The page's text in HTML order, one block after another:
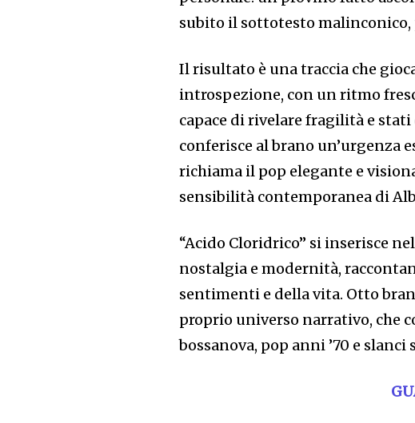
subito il sottotesto malinconico,
Il risultato è una traccia che
introspezione, con un ritmo
capace di rivelare fragilità e
conferisce al brano un’urgenza
richiama il pop elegante e
sensibilità contemporanea di
“Acido Cloridrico” si inserisce
nostalgia e modernità,
sentimenti e della vita. Otto
proprio universo narrativo, che
bossanova, pop anni ’70 e slanci